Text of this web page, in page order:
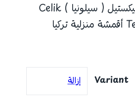
قماش تشيليك تيكستيل ( سيلونيا ) Celik
Tekstil Selonya أقمشة منزلية تركيا
Variant إزالة